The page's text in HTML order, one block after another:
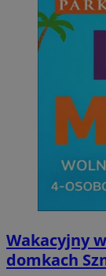
Wakacyjny
domkach